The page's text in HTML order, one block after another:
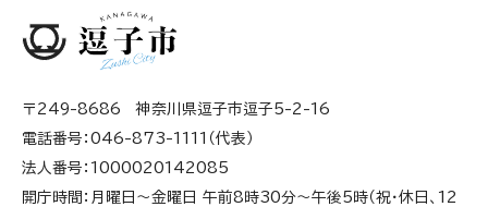
〒249-8686 神奈川県逗子市逗子5-2-16
電話番号：046-873-1111（代表）
法人番号：1000020142085
開庁時間：月曜日～金曜日 午前8時30分～午後5時（祝・休日、12